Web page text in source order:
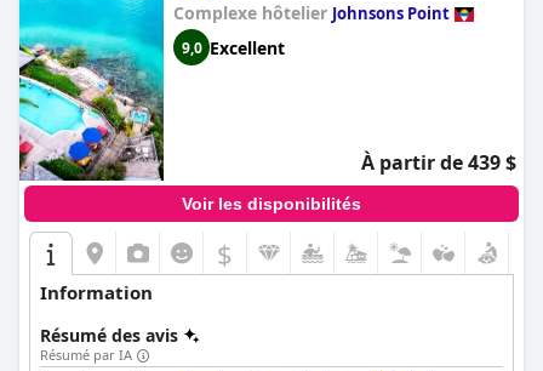
Complexe hôtelier Johnsons Point
9,0 Excellent
À partir de 439 $
Voir les disponibilités
$
Information
Résumé des avis
Résumé par IA